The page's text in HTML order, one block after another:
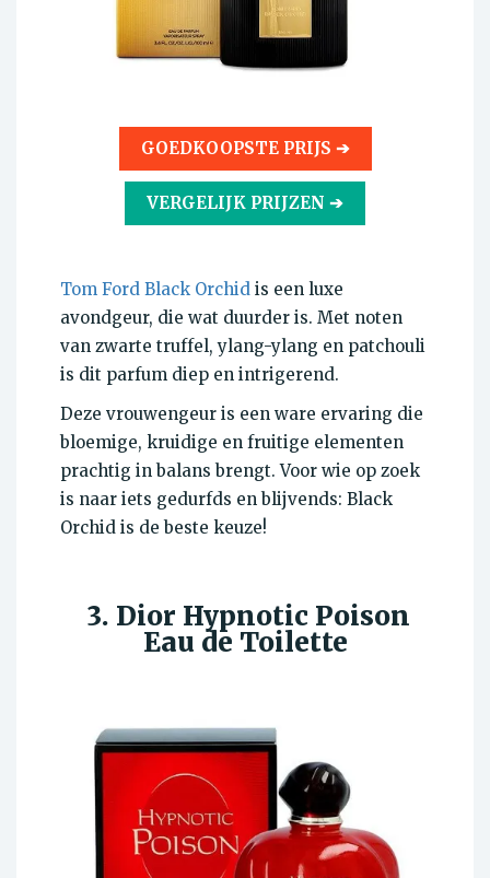
GOEDKOOPSTE PRIJS ➔
VERGELIJK PRIJZEN ➔
Tom Ford Black Orchid is een luxe
avondgeur, die wat duurder is. Met noten
van zwarte truffel, ylang-ylang en patchouli
is dit parfum diep en intrigerend.
Deze vrouwengeur is een ware ervaring die
bloemige, kruidige en fruitige elementen
prachtig in balans brengt. Voor wie op zoek
is naar iets gedurfds en blijvends: Black
Orchid is de beste keuze!
3. Dior Hypnotic Poison
Eau de Toilette